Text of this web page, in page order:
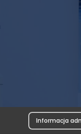
Informacja